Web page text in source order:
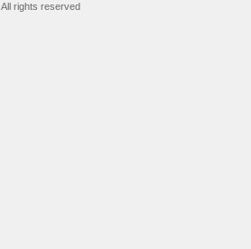
All rights reserved